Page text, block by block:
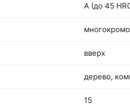
A (до 45
вверх
дерево,
15